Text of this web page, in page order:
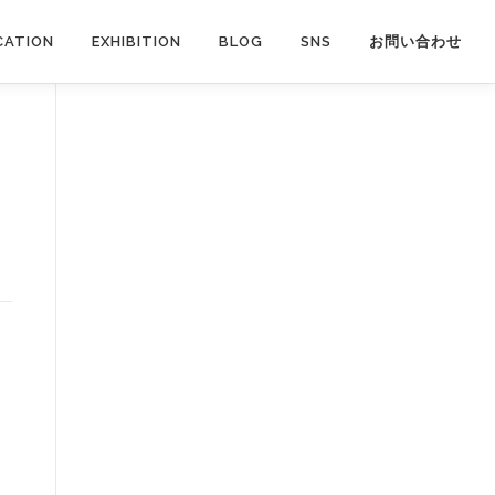
EXHIBITION BLOG SNS お問い合わせ